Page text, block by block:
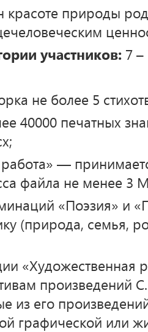
красоте природы
участников: 7 –
не более 5
40000 печатных
—
файла не менее 3
«Поэзия» и
(природа, семья,
«Художественная
произведений
из его
графической или